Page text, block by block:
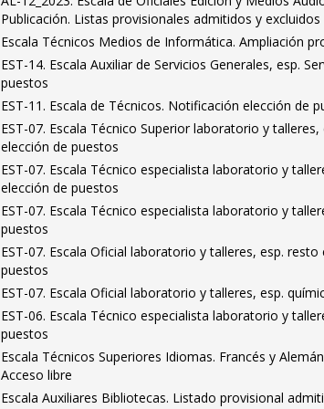
Publicación. Listas provisionales admitidos y excluidos
Escala Técnicos Medios de Informática. Ampliación
EST-14. Escala Auxiliar de Servicios Generales, esp.
puestos
EST-11. Escala de Técnicos. Notificación elección de
EST-07. Escala Técnico Superior laboratorio y
elección de puestos
EST-07. Escala Técnico especialista laboratorio y
elección de puestos
EST-07. Escala Técnico especialista laboratorio y
puestos
EST-07. Escala Oficial laboratorio y talleres, esp.
puestos
EST-07. Escala Oficial laboratorio y talleres, esp.
EST-06. Escala Técnico especialista laboratorio y
puestos
Escala Técnicos Superiores Idiomas. Francés y
Acceso libre
Escala Auxiliares Bibliotecas. Listado provisional